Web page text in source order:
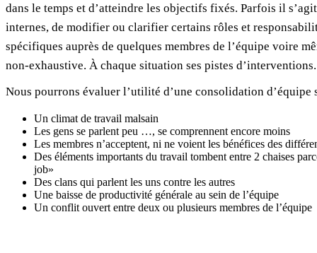
dans le temps et d’atteindre les objectifs fixés. Parfois il
internes, de modifier ou clarifier certains rôles et
spécifiques auprès de quelques membres de l’équipe voire
non-exhaustive. À chaque situation ses pistes d’interventions.
Nous pourrons évaluer l’utilité d’une consolidation
Un climat de travail malsain
Les gens se parlent peu …, se comprennent encore moins
Les membres n’acceptent, ni ne voient les bénéfices des
Des éléments importants du travail tombent entre 2 chaises
job»
Des clans qui parlent les uns contre les autres
Une baisse de productivité générale au sein de l’équipe
Un conflit ouvert entre deux ou plusieurs membres de l’équipe